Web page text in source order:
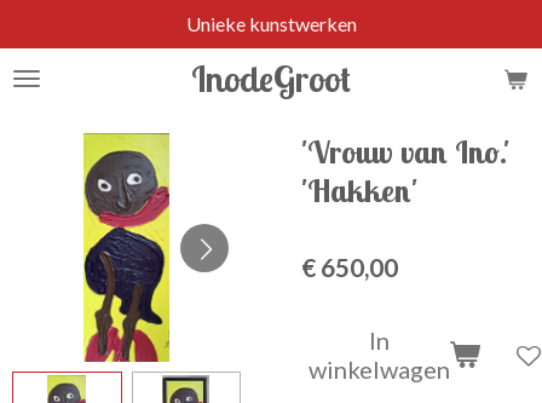
direct
naar
hoofdinhoud
InodeGroot
Unieke kunstwerken
'Vrouw van Ino.'
'Hakken'
€ 650,00
In
winkelwagen